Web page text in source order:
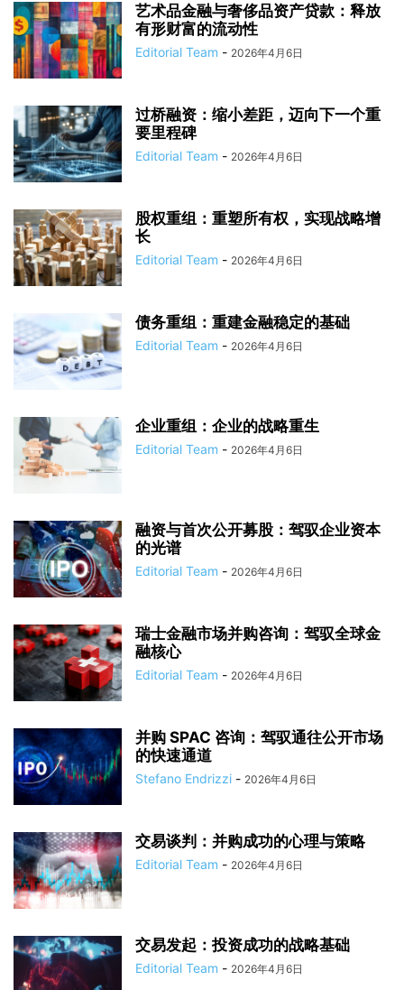
艺术品金融与奢侈品资产贷款：释放
有形财富的流动性
Editorial Team - 2026年4月6日
过桥融资：缩小差距，迈向下一个重
要里程碑
Editorial Team - 2026年4月6日
股权重组：重塑所有权，实现战略增
长
Editorial Team - 2026年4月6日
债务重组：重建金融稳定的基础
Editorial Team - 2026年4月6日
企业重组：企业的战略重生
Editorial Team - 2026年4月6日
融资与首次公开募股：驾驭企业资本
的光谱
Editorial Team - 2026年4月6日
瑞士金融市场并购咨询：驾驭全球金
融核心
Editorial Team - 2026年4月6日
并购 SPAC 咨询：驾驭通往公开市场
的快速通道
Stefano Endrizzi - 2026年4月6日
交易谈判：并购成功的心理与策略
Editorial Team - 2026年4月6日
交易发起：投资成功的战略基础
Editorial Team - 2026年4月6日